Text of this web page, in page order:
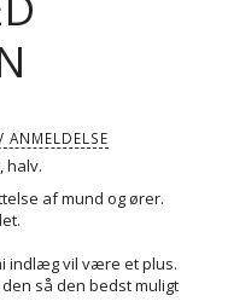
ANMELDELSE
halv.
af mund og ører.
indlæg vil være et plus.
så den bedst muligt